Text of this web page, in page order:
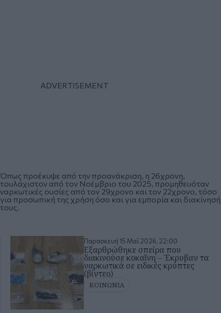
Όπως προέκυψε από την προανάκριση, η 26χρονη,
τουλάχιστον από τον Νοέμβριο του 2025, προμηθευόταν
ναρκωτικές ουσίες από τον 29χρονο και τον 22χρονο, τόσο
για προσωπική της χρήση όσο και για εμπορία και διακίνησή
τους.
Παρασκευή 15 Μαΐ 2026, 22:00
Εξαρθρώθηκε σπείρα που
διακινούσε κοκαΐνη – Έκρυβαν τα
ναρκωτικά σε ειδικές κρύπτες
(βίντεο)
ΚΟΙΝΩΝΙΑ